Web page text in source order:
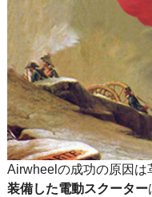
Airwheelの成功の原因は
装備した電動スクーター